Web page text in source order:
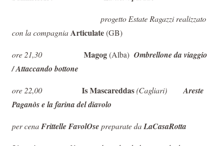
progetto Estate Ragazzi realizzato
con la compagniaArticulate(GB)
ore 21,30 Magog(Alba) Ombrellone da viaggio
/ Attaccando bottone
ore 22,00 Is Mascareddas(Cagliari) Areste
Paganòs e la farina del diavolo
per cenaFrittelle FavolOsepreparate daLaCasaRotta